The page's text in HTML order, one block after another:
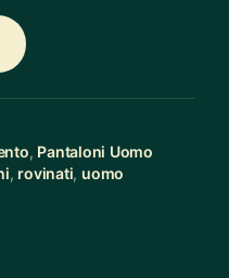
, Pantaloni Uomo
, rovinati, uomo